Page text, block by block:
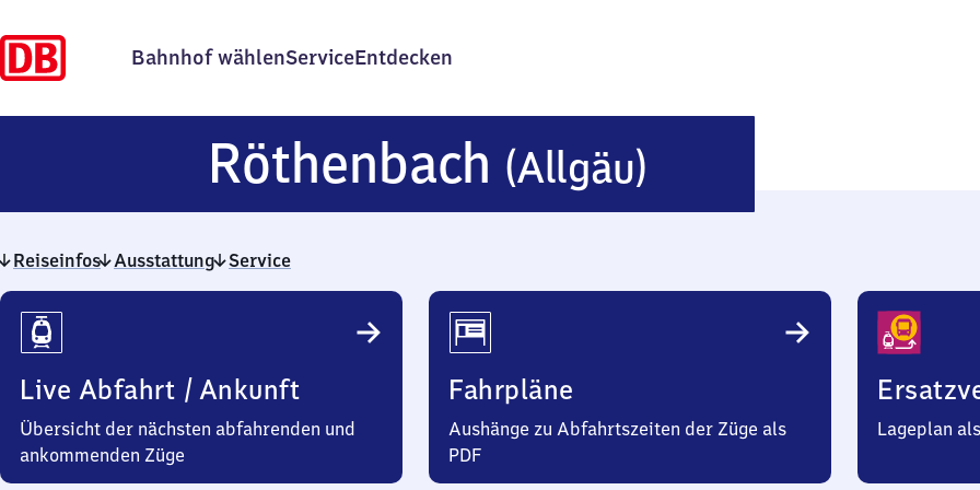
Bahnhof wählenServiceEntdecken
Röthenbach (Allgäu)
(Allgäu)
Reiseinfos Ausstattung Service
Reiseinfos
Live Abfahrt / Ankunft
Übersicht der nächsten abfahrenden und
ankommenden Züge
Fahrpläne
Aushänge zu Abfahrtszeiten der Züge als
PDF
Lageplan